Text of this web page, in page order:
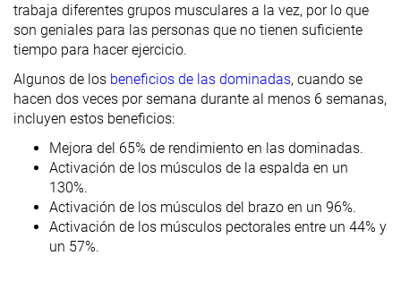
trabaja diferentes grupos musculares a la vez, por lo que
son geniales para las personas que no tienen suficiente
tiempo para hacer ejercicio.
Algunos de los beneficios de las dominadas, cuando se
hacen dos veces por semana durante al menos 6 semanas,
incluyen estos beneficios:
Mejora del 65% de rendimiento en las dominadas.
Activación de los músculos de la espalda en un
130%.
Activación de los músculos del brazo en un 96%.
Activación de los músculos pectorales entre un 44% y
un 57%.